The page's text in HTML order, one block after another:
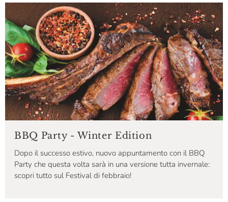
BBQ Party - Winter Edition
Dopo il successo estivo, nuovo appuntamento con il BBQ
Party che questa volta sarà in una versione tutta invernale:
scopri tutto sul Festival di febbraio!